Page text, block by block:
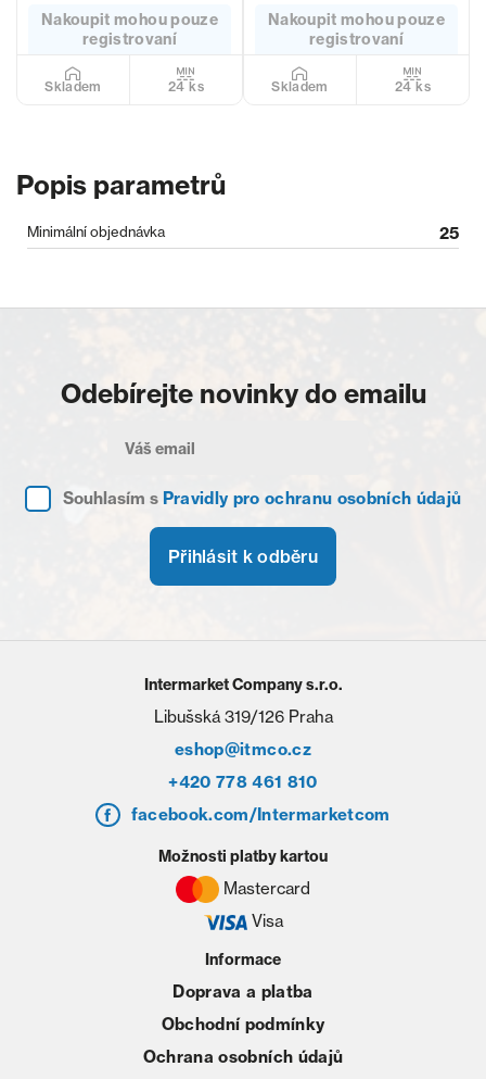
Nakoupit mohou pouze
registrovaní
Skladem 24 ks
Nakoupit mohou pouze
registrovaní
Skladem 24 ks
Popis parametrů
Minimální objednávka 25
Odebírejte novinky do emailu
Souhlasím s Pravidly pro ochranu osobních údajů
Přihlásit k odběru
Intermarket Company s.r.o.
Libušská 319/126 Praha
eshop@itmco.cz
+420 778 461 810
facebook.com/Intermarketcom
Informace
Doprava a platba
Obchodní podmínky
Ochrana osobních údajů
Možnosti platby kartou
Mastercard
Visa